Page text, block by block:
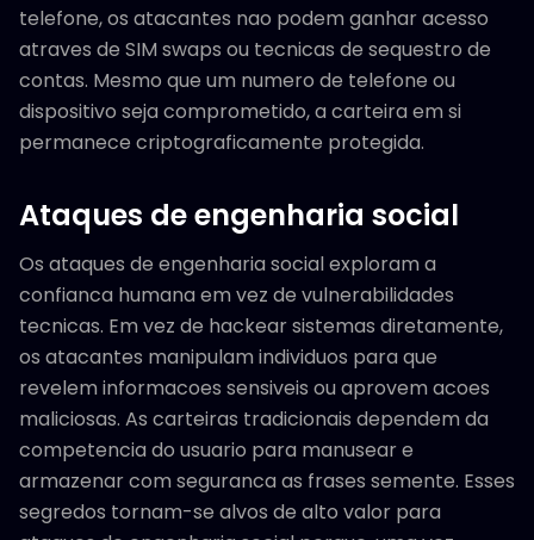
telefone, os atacantes nao podem ganhar acesso
atraves de SIM swaps ou tecnicas de sequestro de
contas. Mesmo que um numero de telefone ou
dispositivo seja comprometido, a carteira em si
permanece criptograficamente protegida.
Ataques de engenharia social
Os ataques de engenharia social exploram a
confianca humana em vez de vulnerabilidades
tecnicas. Em vez de hackear sistemas diretamente,
os atacantes manipulam individuos para que
revelem informacoes sensiveis ou aprovem acoes
maliciosas. As carteiras tradicionais dependem da
competencia do usuario para manusear e
armazenar com seguranca as frases semente. Esses
segredos tornam-se alvos de alto valor para